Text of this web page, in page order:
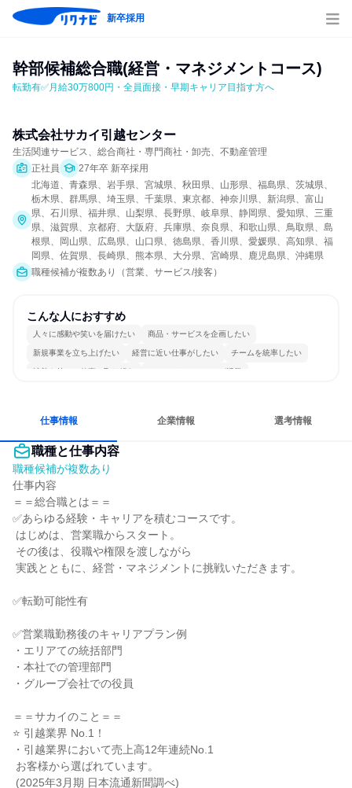
新卒採用
幹部候補総合職(経営・マネジメントコース)
転勤有✅月給30万800円・全員面接・早期キャリア目指す方へ
株式会社サカイ引越センター
生活関連サービス、総合商社・専門商社・卸売、不動産管理
正社員
27年卒 新卒採用
北海道、青森県、岩手県、宮城県、秋田県、山形県、福島県、茨城県、
栃木県、群馬県、埼玉県、千葉県、東京都、神奈川県、新潟県、富山
県、石川県、福井県、山梨県、長野県、岐阜県、静岡県、愛知県、三重
県、滋賀県、京都府、大阪府、兵庫県、奈良県、和歌山県、鳥取県、島
根県、岡山県、広島県、山口県、徳島県、香川県、愛媛県、高知県、福
岡県、佐賀県、長崎県、熊本県、大分県、宮崎県、鹿児島県、沖縄県
職種候補が複数あり（営業、サービス/接客）
こんな人におすすめ
人々に感動や笑いを届けたい 商品・サービスを企画したい
新規事業を立ち上げたい 経営に近い仕事がしたい チームを統率したい
情熱を持って仕事に取り組む コミュニケーションが活発
仕事情報 企業情報 選考情報
職種と仕事内容
職種候補が複数あり
仕事内容
＝＝総合職とは＝＝
✅あらゆる経験・キャリアを積むコースです。
✅転勤可能性有
✅営業職勤務後のキャリアプラン例
・エリアての統括部門
・本社での管理部門
・グループ会社での役員
＝＝サカイのこと＝＝
⭐ 引越業界 No.1！
・引越業界において売上高12年連続No.1